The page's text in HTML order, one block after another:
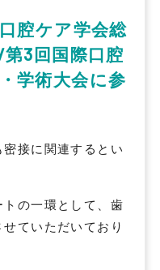
腔ケア学会総
3回国際口腔
学術大会に参
接に関連するとい
の一環として、歯
ていただいており